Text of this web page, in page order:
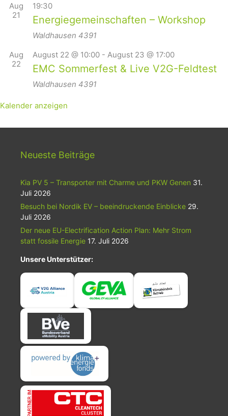
Aug
21
19:30
Energiegemeinschaften – Workshop
Waldhausen 4391
Aug
22
August 22 @ 10:00 - August 23 @ 17:00
EMC Sommerfest & Live V2G-Feldtest
Waldhausen 4391
Kalender anzeigen
Neueste Beiträge
Kia PV 5 – Transporter mit Charme und PKW Genen 31.
Juli 2026
Besuch bei Nordik EV – beeindruckende Einblicke 29.
Juli 2026
Der neue EU-Electrification Action Plan: Mehr Strom
statt fossile Energie 17. Juli 2026
Unsere Unterstützer: